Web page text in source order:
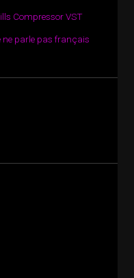
Compressor VST
ne parle pas français